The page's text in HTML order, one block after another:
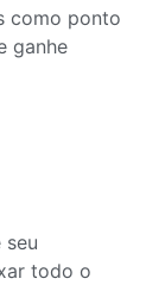
como ponto
ganhe
todo o